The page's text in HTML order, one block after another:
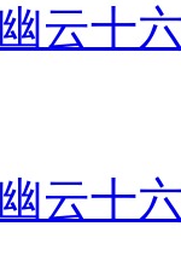
云十
云十